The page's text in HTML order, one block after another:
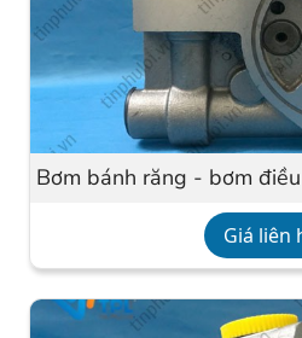
Bơm bánh răng - bơm
Giá liên